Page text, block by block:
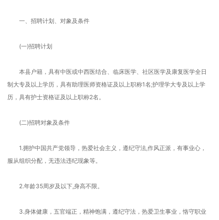
一、招聘计划、对象及条件
(一)招聘计划
本县户籍，具有中医或中西医结合、临床医学、社区医学及康复医学全日
制大专及以上学历，具有助理医师资格证及以上职称1名;护理学大专及以上学
历，具有护士资格证及以上职称2名。
(二)招聘对象及条件
1.拥护中国共产党领导，热爱社会主义，遵纪守法,作风正派，有事业心，
服从组织分配，无违法违纪现象等。
2.年龄35周岁及以下,身高不限。
3.身体健康，五官端正，精神饱满，遵纪守法，热爱卫生事业，恪守职业